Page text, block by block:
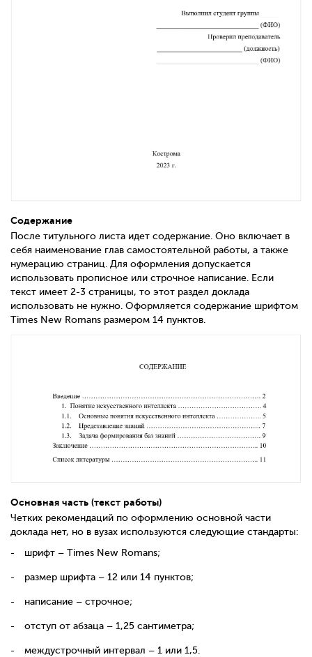
Содержание
После титульного листа идет содержание. Оно включает в
себя наименование глав самостоятельной работы, а также
нумерацию страниц. Для оформления допускается
использовать прописное или строчное написание. Если
текст имеет 2-3 страницы, то этот раздел доклада
использовать не нужно. Оформляется содержание шрифтом
Times New Romans размером 14 пунктов.
Основная часть (текст работы)
Четких рекомендаций по оформлению основной части
доклада нет, но в вузах используются следующие стандарты:
шрифт – Times New Romans;
размер шрифта – 12 или 14 пунктов;
написание – строчное;
отступ от абзаца – 1,25 сантиметра;
междустрочный интервал – 1 или 1,5.